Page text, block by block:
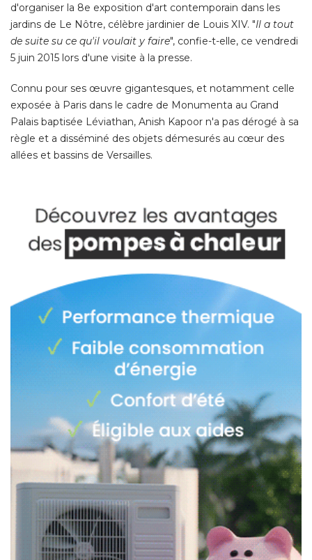
d'organiser la 8e exposition d'art contemporain dans les
jardins de Le Nôtre, célèbre jardinier de Louis XIV. "Il a tout
de suite su ce qu'il voulait y faire", confie-t-elle, ce vendredi
5 juin 2015 lors d'une visite à la presse.
Connu pour ses œuvre gigantesques, et notamment celle
exposée à Paris dans le cadre de Monumenta au Grand
Palais baptisée Léviathan, Anish Kapoor n'a pas dérogé à sa
règle et a disséminé des objets démesurés au cœur des
allées et bassins de Versailles.